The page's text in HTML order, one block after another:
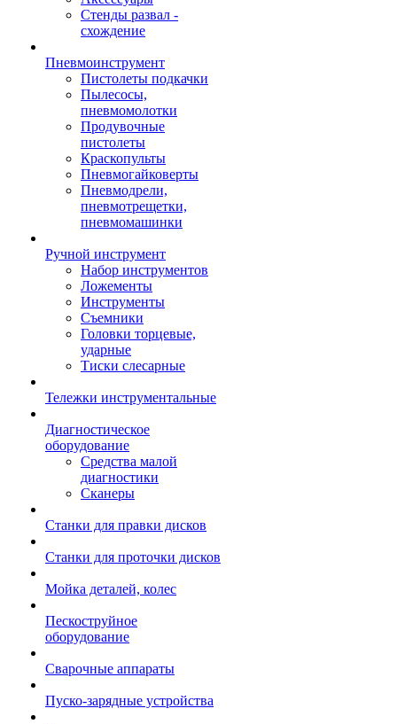
Стенды развал -
схождение
Пневмоинструмент
Пистолеты подкачки
Пылесосы,
пневмомолотки
Продувочные
пистолеты
Краскопульты
Пневмогайковерты
Пневмодрели,
пневмотрещетки,
пневмомашинки
Ручной инструмент
Набор инструментов
Ложементы
Инструменты
Съемники
Головки торцевые,
ударные
Тиски слесарные
Тележки инструментальные
Диагностическое
оборудование
Средства малой
диагностики
Сканеры
Станки для правки дисков
Станки для проточки дисков
Мойка деталей, колес
Пескоструйное
оборудование
Сварочные аппараты
Пуско-зарядные устройства